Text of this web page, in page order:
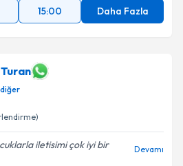
15:00 Daha Fazla
diğer
iletisimi çok iyi bir
Devamı